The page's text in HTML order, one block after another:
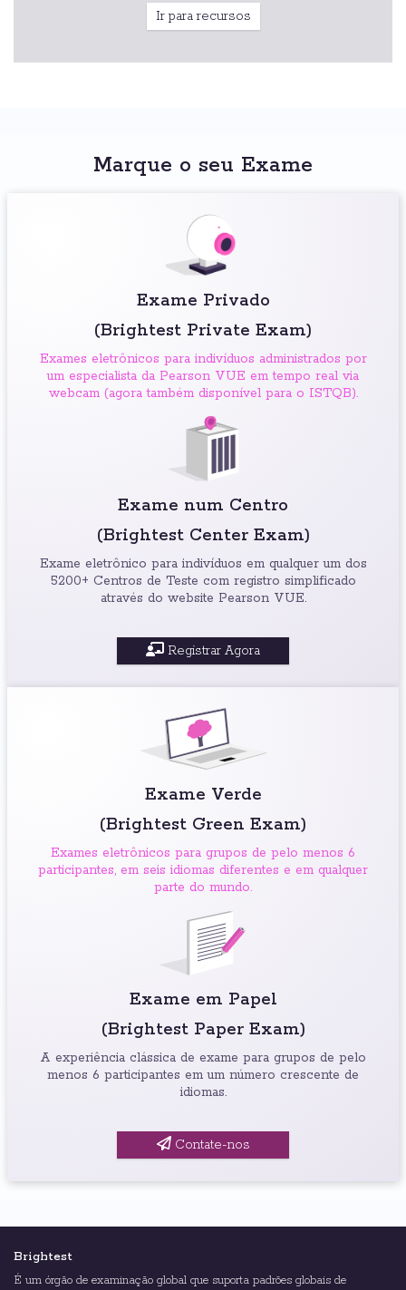
Ir para recursos
Marque o seu Exame
Exame Privado
(Brightest Private Exam)
Exames eletrônicos para indivíduos administrados por
um especialista da Pearson VUE em tempo real via
webcam (agora também disponível para o ISTQB).
Exame num Centro
(Brightest Center Exam)
Exame eletrônico para indivíduos em qualquer um dos
5200+ Centros de Teste com registro simplificado
através do website Pearson VUE.
Registrar Agora
Exame Verde
(Brightest Green Exam)
Exames eletrônicos para grupos de pelo menos 6
participantes, em seis idiomas diferentes e em qualquer
parte do mundo.
Exame em Papel
(Brightest Paper Exam)
A experiência clássica de exame para grupos de pelo
menos 6 participantes em um número crescente de
idiomas.
Contate-nos
Brightest
É um órgão de examinação global que suporta padrões globais de